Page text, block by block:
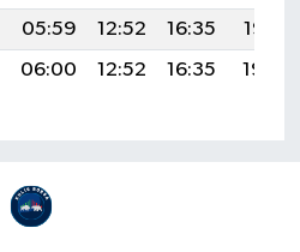
05:59 12:52 16:35
19:35
06:00 12:52 16:35 19:34